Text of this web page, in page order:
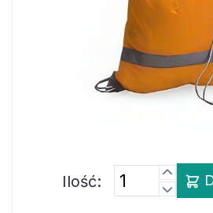
Ilość: